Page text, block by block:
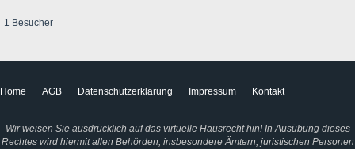
1 Besucher
Home AGB Datenschutzerklärung Impressum Kontakt
Wir weisen Sie ausdrücklich auf das virtuelle Hausrecht hin! In Ausübung dieses
Rechtes wird hiermit allen Behörden, insbesondere Ämtern, juristischen Personen